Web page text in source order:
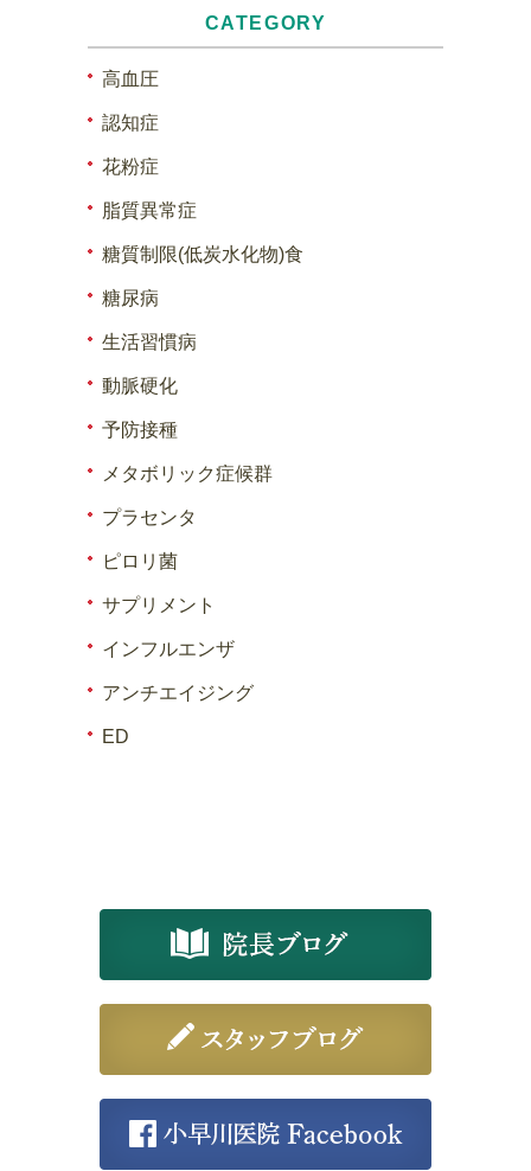
CATEGORY
高血圧
認知症
花粉症
脂質異常症
糖質制限(低炭水化物)食
糖尿病
生活習慣病
動脈硬化
予防接種
メタボリック症候群
プラセンタ
ピロリ菌
サプリメント
インフルエンザ
アンチエイジング
ED